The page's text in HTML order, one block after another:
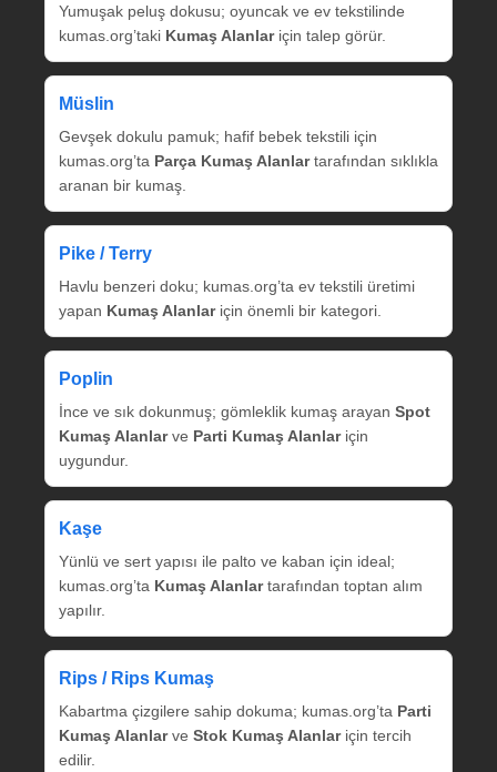
Yumuşak peluş dokusu; oyuncak ve ev tekstilinde
kumas.org’taki Kumaş Alanlariçin talep görür.
Müslin
Gevşek dokulu pamuk; hafif bebek tekstili için
kumas.org’ta Parça Kumaş Alanlartarafından sıklıkla
aranan bir kumaş.
Pike / Terry
Havlu benzeri doku; kumas.org’ta ev tekstili üretimi
yapan Kumaş Alanlariçin önemli bir kategori.
Poplin
İnce ve sık dokunmuş; gömleklik kumaş arayan Spot
Kumaş Alanlarve Parti Kumaş Alanlariçin
uygundur.
Kaşe
Yünlü ve sert yapısı ile palto ve kaban için ideal;
kumas.org’ta Kumaş Alanlartarafından toptan alım
yapılır.
Rips / Rips Kumaş
Kabartma çizgilere sahip dokuma; kumas.org’ta Parti
Kumaş Alanlarve Stok Kumaş Alanlariçin tercih
edilir.